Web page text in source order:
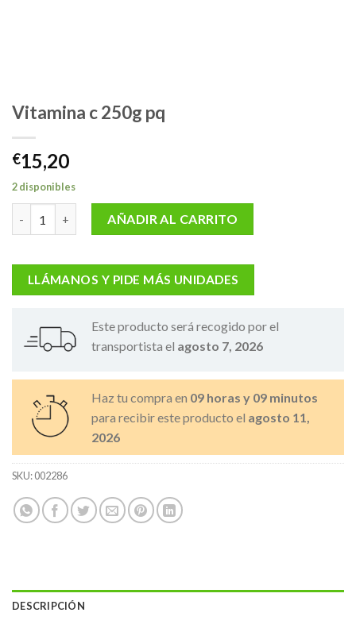
Vitamina c 250g pq
€15,20
2 disponibles
Vitamina c 250g pq cantidadAÑADIR AL CARRITO
LLÁMANOS Y PIDE MÁS UNIDADES
Este producto será recogido por el
transportista el agosto 7, 2026
Haz tu compra en 09 horas y 09 minutos
para recibir este producto el agosto 11,
2026
SKU:002286
DESCRIPCIÓN